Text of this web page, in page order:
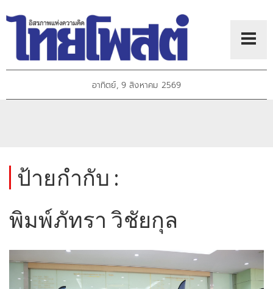
อาทิตย์, 9 สิงหาคม 2569
ป้ายกำกับ :
พิมพ์ภัทรา วิชัยกุล